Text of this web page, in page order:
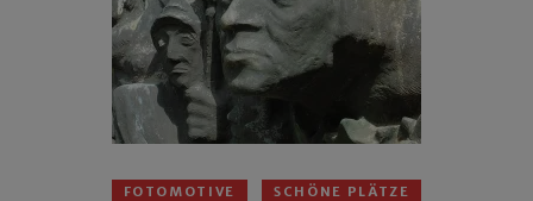
FOTOMOTIVE SCHÖNE PLÄTZE